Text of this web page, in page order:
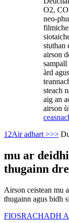
O2,
neo-
stuthan
airson
sampall
àrd
steach
aig an
airson
1 2Air adhart >>>
mu ar
thugainn
Airson ceistean mu
thugainn agus bidh
FIOSRACHADH